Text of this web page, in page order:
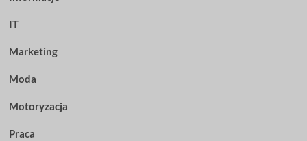
IT
Marketing
Moda
Motoryzacja
Praca